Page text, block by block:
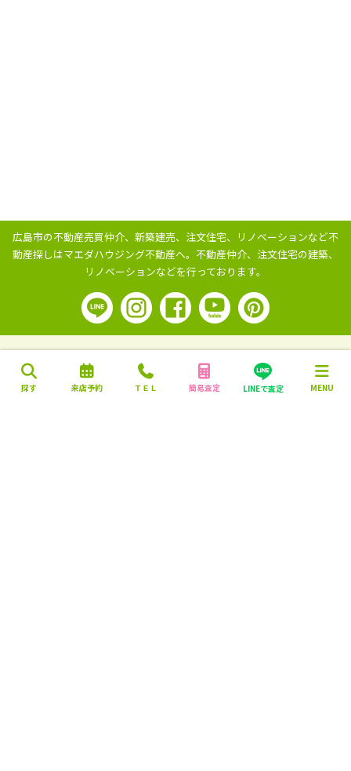
探す 来店予約 ＴＥＬ 簡易査定 LINEで査定 MENU
広島市の不動産売買仲介、新築建売、注文住宅、リノベーションなど不
動産探しはマエダハウジング不動産へ。 不動産仲介、注文住宅の建築、
リノベーションなどを行っております。